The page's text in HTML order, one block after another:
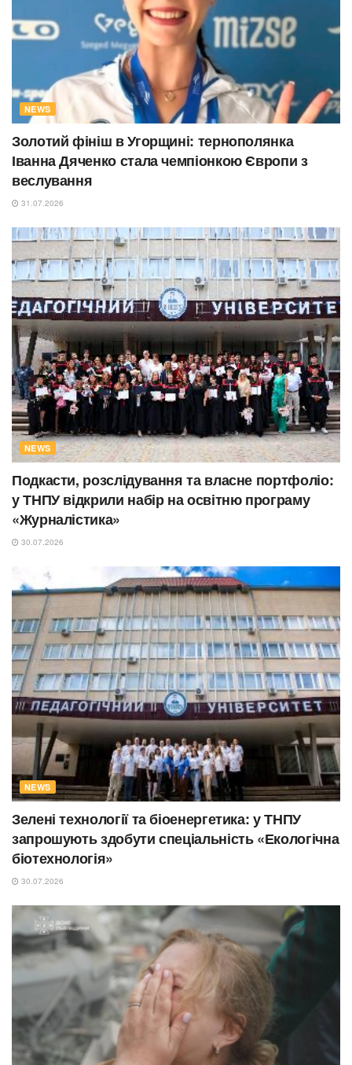
NEWS
Золотий фініш в Угорщині: тернополянка
Іванна Дяченко стала чемпіонкою Європи з
веслування
31.07.2026
NEWS
Подкасти, розслідування та власне портфоліо:
у ТНПУ відкрили набір на освітню програму
«Журналістика»
30.07.2026
NEWS
Зелені технології та біоенергетика: у ТНПУ
запрошують здобути спеціальність «Екологічна
біотехнологія»
30.07.2026